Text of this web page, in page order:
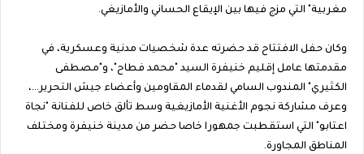
مغربية" التي مزج فيها بين الإيقاع الحساني والأمازيغي.
وكان حفل الافتتاح قد حضرته عدة شخصيات مدنية وعسكرية، في
مقدمتها عامل إقليم خنيفرة السيد "محمد فطاح"، و"مصطفى
الكثيري" المندوب السامي لقدماء المقاومين وأعضاء جيش التحرير…،
وعرف مشاركة نجوم الأغنية الأمازيغية وسط تألق خاص للفنانة "نجاة
اعتابو" التي استقطبت جمهورا خاصا حضر من مدينة خنيفرة ومختلف
المناطق المجاورة.